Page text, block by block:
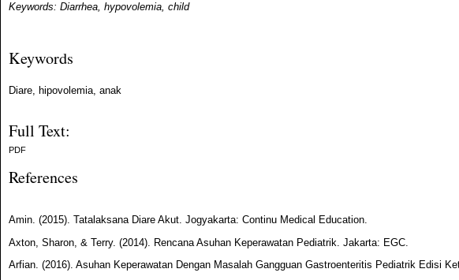
Keywords: Diarrhea, hypovolemia, child
Keywords
Diare, hipovolemia, anak
Full Text:
PDF
References
Amin. (2015). Tatalaksana Diare Akut. Jogyakarta: Continu Medical Education.
Axton, Sharon, & Terry. (2014). Rencana Asuhan Keperawatan Pediatrik. Jakarta: EGC.
Arfian. (2016). Asuhan Keperawatan Dengan Masalah Gangguan Gastroenteritis Pediatrik Edisi